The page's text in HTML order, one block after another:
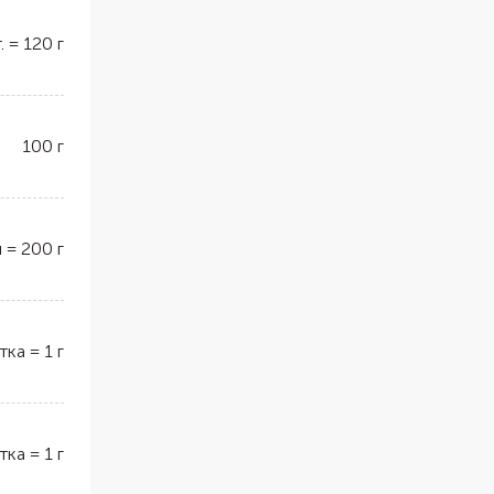
= 120 г
100 г
= 200 г
= 1 г
= 1 г